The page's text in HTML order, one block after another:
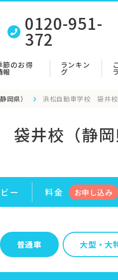
0120-951-
372
節のお得
報
ランキン
グ
岡県） 浜松自動車学校 袋井
井校（静岡
ー 料金 お申 し込み
普通車 大型・大